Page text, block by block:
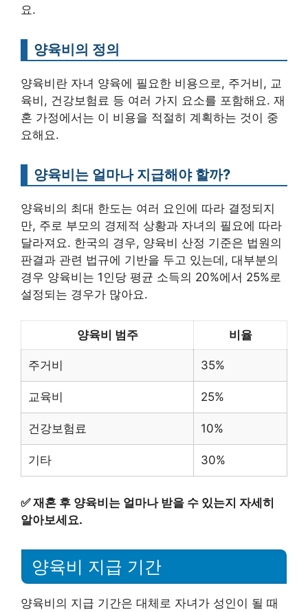
요.
양육비의 정의
양육비란 자녀 양육에 필요한 비용으로, 주거비, 교
육비, 건강보험료 등 여러 가지 요소를 포함해요. 재
혼 가정에서는 이 비용을 적절히 계획하는 것이 중
요해요.
양육비는 얼마나 지급해야 할까?
양육비의 최대 한도는 여러 요인에 따라 결정되지
만, 주로 부모의 경제적 상황과 자녀의 필요에 따라
달라져요. 한국의 경우, 양육비 산정 기준은 법원의
판결과 관련 법규에 기반을 두고 있는데, 대부분의
경우 양육비는 1인당 평균 소득의 20%에서 25%로
설정되는 경우가 많아요.
양육비 범주 비율
주거비 35%
교육비 25%
건강보험료 10%
기타 30%
✅재혼 후 양육비는 얼마나 받을 수 있는지 자세히
알아보세요.
양육비 지급 기간
양육비의 지급 기간은 대체로 자녀가 성인이 될 때